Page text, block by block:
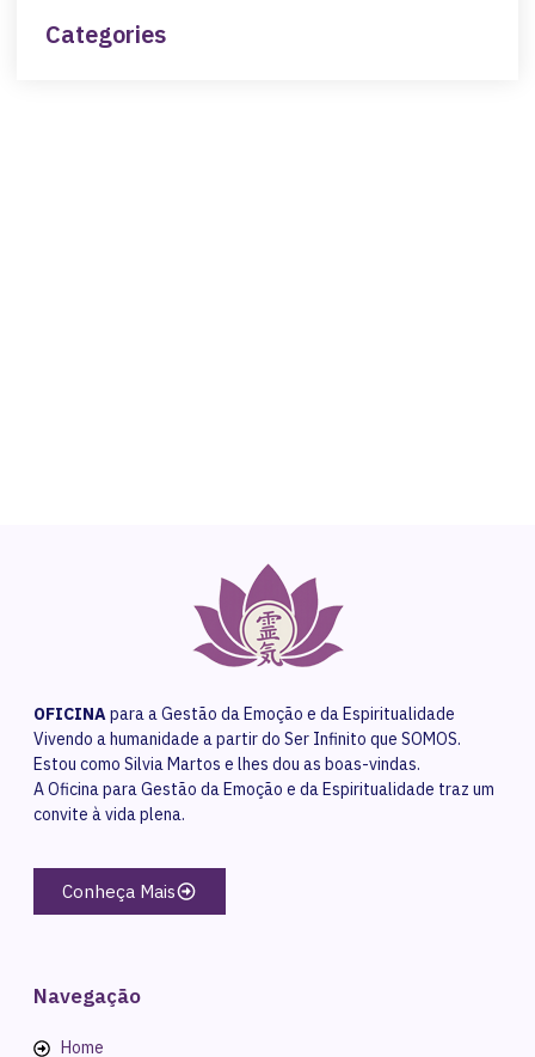
Categories
OFICINApara a Gestão da Emoção e da Espiritualidade
Vivendo a humanidade a partir do Ser Infinito que SOMOS.
Estou como Silvia Martos e lhes dou as boas-vindas.
A Oficina para Gestão da Emoção e da Espiritualidade traz um
convite à vida plena.
Conheça Mais
Navegação
Home